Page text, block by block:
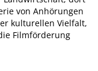
von Anhörungen
kulturellen Vielfalt,
Filmförderung